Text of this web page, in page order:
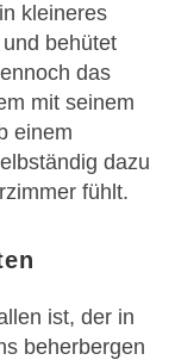
kleineres
behütet
das
mit seinem
einem
dazu
fühlt.
ist, der in
beherbergen